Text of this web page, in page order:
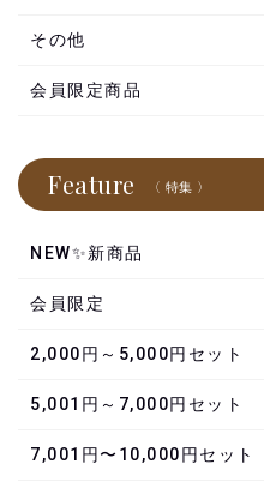
その他
会員限定商品
Feature 〈 特集 〉
NEW✨新商品
会員限定
2,000円～5,000円セット
5,001円～7,000円セット
7,001円〜10,000円セット